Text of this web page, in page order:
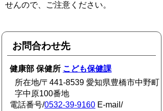
せんので、ご注意ください。
お問合わせ先
健康部 保健所 こども保健課
所在地/〒441-8539 愛知県豊橋市中野町
字中原100番地
電話番号/0532-39-9160 E-mail/